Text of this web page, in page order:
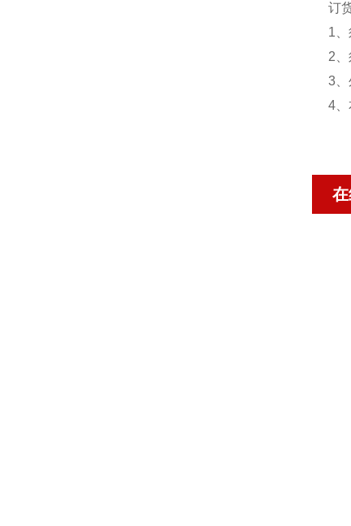
订
1
2、
3、
4、